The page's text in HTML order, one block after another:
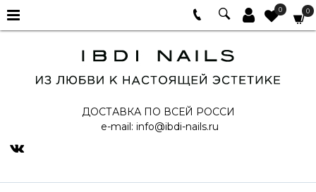
0 0
ДОСТАВКА ПО ВСЕЙ РОССИ
e-mail: info@ibdi-nails.ru